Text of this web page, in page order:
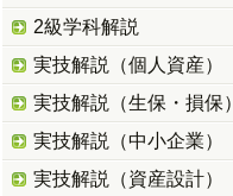
2級学科解説
実技解説（個人資産）
実技解説（生保・損保）
実技解説（中小企業）
実技解説（資産設計）